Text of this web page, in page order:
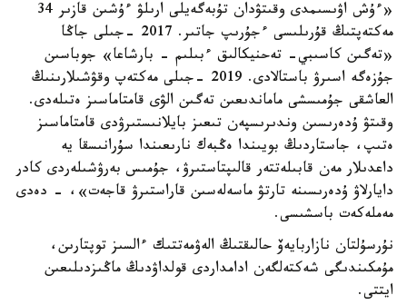
«ءۇش اۋىسىمدى وقىتۋدان تۇبەگەيلى ارىلۋ ءۇشىن قازىر 34
مەكتەپتىڭ قۇرىلىسى ءجۇرىپ جاتىر. 2017 -جىلى جاڭا
«تەگىن كاسىبي- تەحنيكالىق ءبىلىم - بارشاعا» جوباسىن
جۇزەگە اسىرۋ باستالادى. 2019 -جىلى مەكتەپ وقۋشىلارىنىڭ
العاشقى جۇمىسشى ماماندىعىن تەگىن الۋى قامتاماسىز ەتىلەدى.
وقىتۋ ۇدەرىسىن وندىرىسپەن تىعىز بايلانىستىرۋدى قامتاماسىز
ەتىپ، جاستاردىڭ بويىندا ەڭبەك نارىعىندا سۇرانىسقا يە
داعدىلار مەن قابىلەتتەر قالىپتاستىرۋ، جۇمىس بەرۋشىلەردى كادر
دايارلاۋ ۇدەرىسىنە تارتۋ ماسەلەسىن قاراستىرۋ قاجەت»، - دەدى
مەملەكەت باسشىسى.
نۇرسۇلتان نازاربايەۆ حالىقتىڭ الەۋمەتتىك ءالسىز توپتارىن،
مۇمكىندىگى شەكتەلگەن ادامداردى قولداۋدىڭ ماڭىزدىلىعىن
ايتتى.